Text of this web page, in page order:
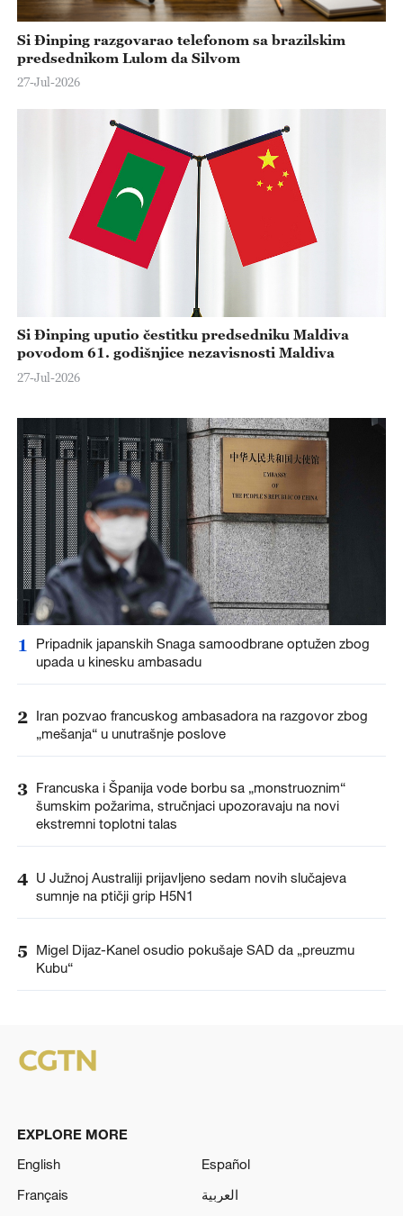
Si Đinping razgovarao telefonom sa brazilskim
predsednikom Lulom da Silvom
27-Jul-2026
Si Đinping uputio čestitku predsedniku Maldiva
povodom 61. godišnjice nezavisnosti Maldiva
27-Jul-2026
1
Pripadnik japanskih Snaga samoodbrane optužen zbog
upada u kinesku ambasadu
2 Iran pozvao francuskog ambasadora na razgovor zbog
„mešanja“ u unutrašnje poslove
3 Francuska i Španija vode borbu sa „monstruoznim“
šumskim požarima, stručnjaci upozoravaju na novi
ekstremni toplotni talas
4 U Južnoj Australiji prijavljeno sedam novih slučajeva
sumnje na ptičji grip H5N1
5
Migel Dijaz-Kanel osudio pokušaje SAD da „preuzmu
Kubu“
EXPLORE MORE
English
Español
Français
العربية